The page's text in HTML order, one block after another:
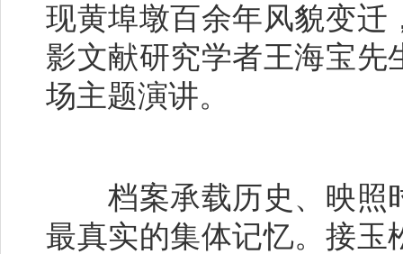
现黄埠墩百余年风貌变迁
影文献研究学者王海宝先
场主题演讲。
档案承载历史、映照
最真实的集体记忆。接玉